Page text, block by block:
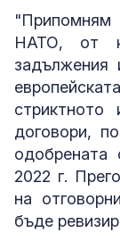
НАТО, от
задължения
стриктното
договори,
одобрената
2022 г.
на
бъде